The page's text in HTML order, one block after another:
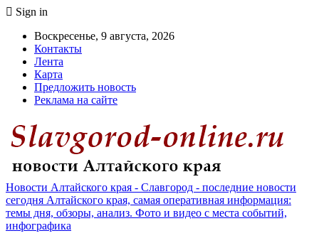
Sign in
Воскресенье, 9 августа, 2026
Контакты
Лента
Карта
Предложить новость
Реклама на сайте
Новости Алтайского края - Славгород - последние новости
сегодня Алтайского края, самая оперативная информация:
темы дня, обзоры, анализ. Фото и видео с места событий,
инфографика